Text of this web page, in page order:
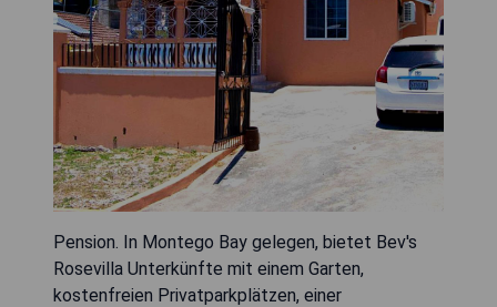
Pension. In Montego Bay gelegen, bietet Bev's
Rosevilla Unterkünfte mit einem Garten,
kostenfreien Privatparkplätzen, einer